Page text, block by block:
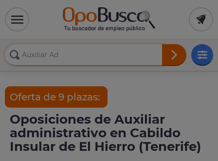
Oferta de 9 plazas:
Oposiciones de Auxiliar
administrativo en Cabildo
Insular de El Hierro (Tenerife)